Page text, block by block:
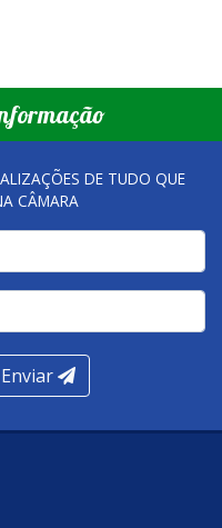
DE TUDO QUE
CÂMARA
Enviar